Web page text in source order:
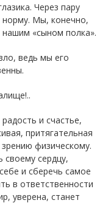
Через пару
норму. Мы, конечно,
«сыном полка».
ведь мы его
и счастье,
притягательная
физическому.
своему сердцу,
и сберечь самое
в ответственности
уверена, станет